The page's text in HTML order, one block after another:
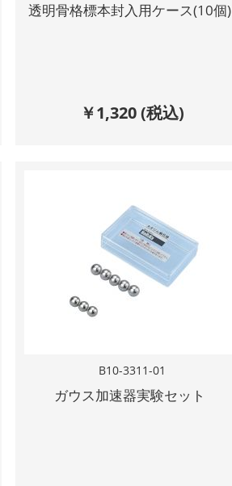
透明骨格標本封入用ケース(10個)
￥1,320(税込)
B10-3311-01
ガウス加速器実験セット